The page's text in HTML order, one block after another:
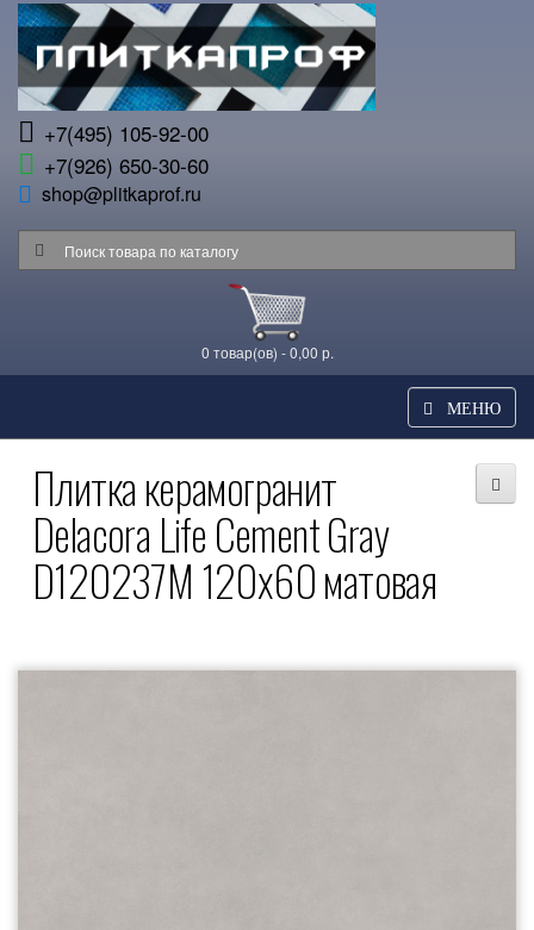
+7(495) 105-92-00
+7(926) 650-30-60
shop@plitkaprof.ru
0 товар(ов) - 0,00 р.
МЕНЮ
Плитка керамогранит
Delacora Life Cement Gray
D120237M 120x60 матовая